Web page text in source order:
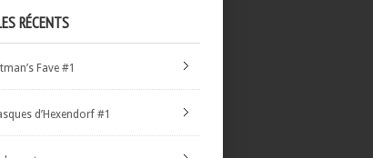
RÉCENTS
Fave #1
d’Hexendorf #1